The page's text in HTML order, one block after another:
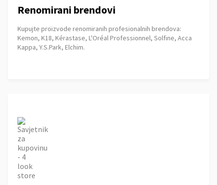
Renomirani brendovi
Kupujte proizvode renomiranih profesionalnih brendova:
Kemon, K18, Kérastase, L'Oréal Professionnel, Solfine, Acca
Kappa, Y.S.Park, Elchim.